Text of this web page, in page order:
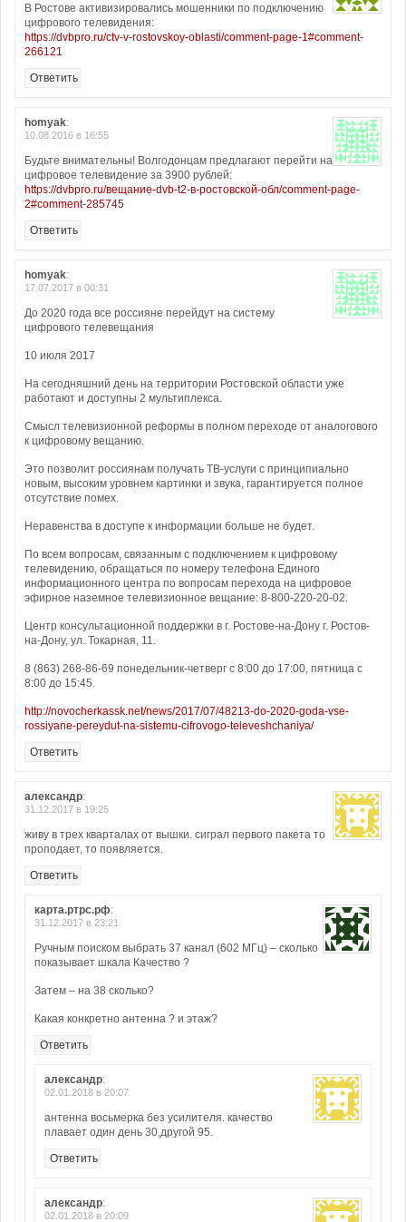
В Ростове активизировались мошенники по подключению
цифрового телевидения:
https://dvbpro.ru/ctv-v-rostovskoy-oblasti/comment-page-1#comment-
266121
Ответить
homyak:
10.08.2016 в 16:55
Будьте внимательны! Волгодонцам предлагают перейти на
цифровое телевидение за 3900 рублей:
https://dvbpro.ru/вещание-dvb-t2-в-ростовской-обл/comment-page-
2#comment-285745
Ответить
homyak:
17.07.2017 в 00:31
До 2020 года все россияне перейдут на систему
цифрового телевещания
10 июля 2017
На сегодняшний день на территории Ростовской области уже
работают и доступны 2 мультиплекса.
Смысл телевизионной реформы в полном переходе от аналогового
к цифровому вещанию.
Это позволит россиянам получать ТВ-услуги с принципиально
новым, высоким уровнем картинки и звука, гарантируется полное
отсутствие помех.
Неравенства в доступе к информации больше не будет.
По всем вопросам, связанным с подключением к цифровому
телевидению, обращаться по номеру телефона Единого
информационного центра по вопросам перехода на цифровое
эфирное наземное телевизионное вещание: 8-800-220-20-02.
Центр консультационной поддержки в г. Ростове-на-Дону г. Ростов-
на-Дону, ул. Токарная, 11.
8 (863) 268-86-69 понедельник-четверг с 8:00 до 17:00, пятница с
8:00 до 15:45.
http://novocherkassk.net/news/2017/07/48213-do-2020-goda-vse-
rossiyane-pereydut-na-sistemu-cifrovogo-televeshchaniya/
Ответить
александр:
31.12.2017 в 19:25
живу в трех кварталах от вышки. сиграл первого пакета то
проподает, то появляется.
Ответить
карта.ртрс.рф:
31.12.2017 в 23:21
Ручным поиском выбрать 37 канал (602 МГц) – сколько
показывает шкала Качество ?
Затем – на 38 сколько?
Какая конкретно антенна ? и этаж?
Ответить
александр:
02.01.2018 в 20:07
антенна восьмерка без усилителя. качество
плавает один день 30,другой 95.
Ответить
александр:
02.01.2018 в 20:09